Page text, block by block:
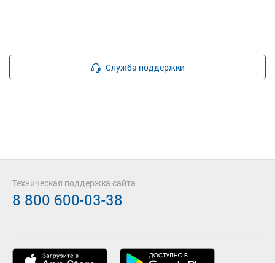
Служба поддержки
Техническая поддержка сайта
8 800 600-03-38